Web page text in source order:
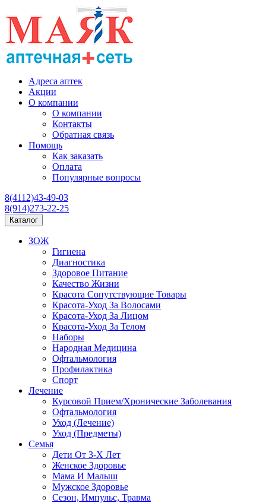
Адреса аптек
Акции
О компании
О компании
Контакты
Обратная связь
Помощь
Как заказать
Оплата
Популярные вопросы
8(4112)43-49-03
8(914)273-22-25
Каталог
ЗОЖ
Гигиена
Диагностика
Здоровое Питание
Качество Жизни
Красота Сопутствующие Товары
Красота-Уход За Волосами
Красота-Уход За Лицом
Красота-Уход За Телом
Наборы
Народная Медицина
Офтальмология
Профилактика
Спорт
Лечение
Курсовой Прием/Хронические Заболевания
Офтальмология
Уход (Лечение)
Уход (Предметы)
Семья
Дети От 3-Х Лет
Женское Здоровье
Мама И Малыш
Мужское Здоровье
Сезон, Импульс, Травма